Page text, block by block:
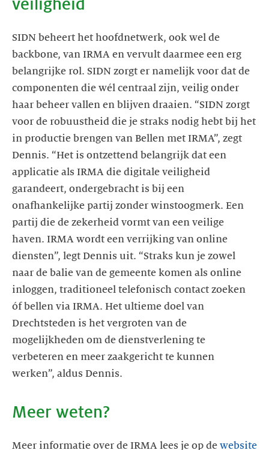
veiligheid
SIDN beheert het hoofdnetwerk, ook wel de
backbone, van IRMA en vervult daarmee een erg
belangrijke rol. SIDN zorgt er namelijk voor dat de
componenten die wél centraal zijn, veilig onder
haar beheer vallen en blijven draaien. “SIDN zorgt
voor de robuustheid die je straks nodig hebt bij het
in productie brengen van Bellen met IRMA”, zegt
Dennis. “Het is ontzettend belangrijk dat een
applicatie als IRMA die digitale veiligheid
garandeert, ondergebracht is bij een
onafhankelijke partij zonder winstoogmerk. Een
partij die de zekerheid vormt van een veilige
haven. IRMA wordt een verrijking van online
diensten”, legt Dennis uit. “Straks kun je zowel
naar de balie van de gemeente komen als online
inloggen, traditioneel telefonisch contact zoeken
óf bellen via IRMA. Het ultieme doel van
Drechtsteden is het vergroten van de
mogelijkheden om de dienstverlening te
verbeteren en meer zaakgericht te kunnen
werken”, aldus Dennis.
Meer weten?
Meer informatie over de IRMA lees je op de website